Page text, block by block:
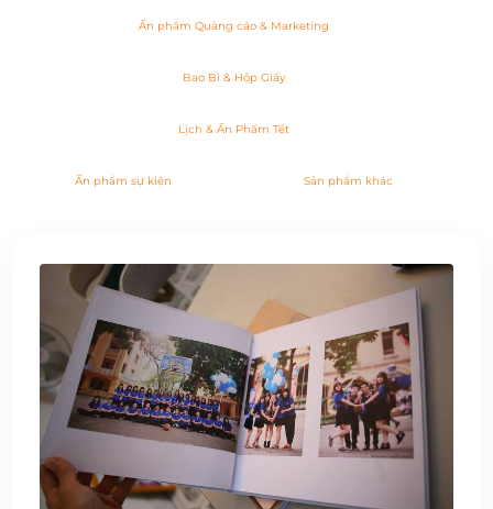
Ấn phẩm Quảng cáo & Marketing
Bao Bì & Hộp Giấy
Lịch & Ấn Phẩm Tết
Ấn phẩm sự kiện Sản phẩm khác